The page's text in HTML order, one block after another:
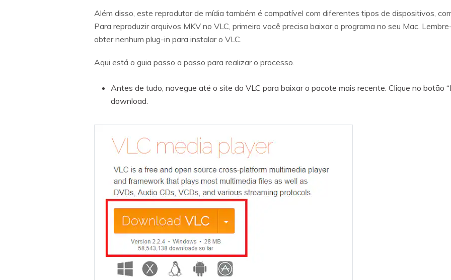
Além disso, este reprodutor de mídia também é compatível com diferentes tipos de dispositivos,
Para reproduzir arquivos MKV no VLC, primeiro você precisa baixar o programa no seu Mac.
obter nenhum plug-in para instalar o VLC.
Aqui está o guia passo a passo para realizar o processo.
Antes de tudo, navegue até o site do VLC para baixar o pacote mais recente. Clique no botão
download.